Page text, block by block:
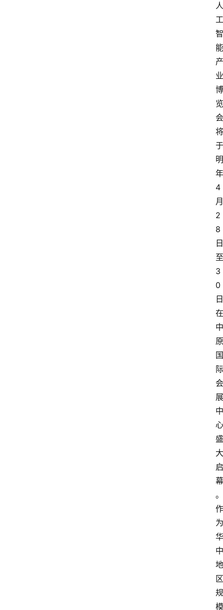
人
工
智
能
产
业
博
览
会
将
于
明
年
4
月
2
8
日
至
3
0
日
在
中
原
国
际
会
展
中
心
盛
大
启
幕
。
作
为
华
中
地
区
规
模